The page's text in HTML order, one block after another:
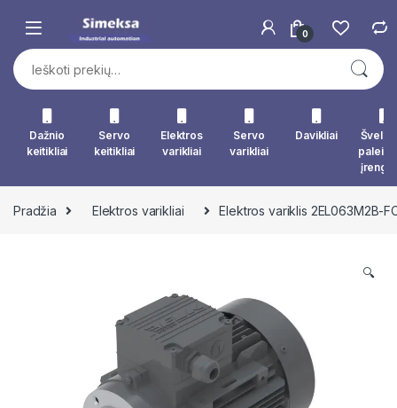
0
Ieškoti:
Dažnio
keitikliai
Servo
keitikliai
Elektros
varikliai
Servo
varikliai
Davikliai
Pradžia Elektros varikliai Elektros variklis 2EL063M2B-
🔍